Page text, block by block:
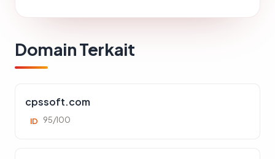
Domain Terkait
cpssoft.com
ID 95/100